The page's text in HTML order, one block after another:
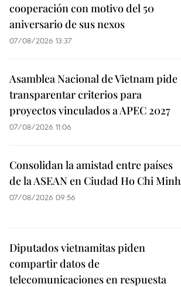
cooperación con motivo del 50
aniversario de sus nexos
07/08/2026 13:37
Asamblea Nacional de Vietnam pide
transparentar criterios para
proyectos vinculados a APEC 2027
07/08/2026 11:06
Consolidan la amistad entre países
de la ASEAN en Ciudad Ho Chi Minh
07/08/2026 09:56
Diputados vietnamitas piden
compartir datos de
telecomunicaciones en respuesta